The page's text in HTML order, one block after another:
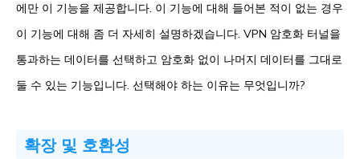
에만 이 기능을 제공합니다. 이 기능에 대해 들어본 적이 없는 경우
이 기능에 대해 좀 더 자세히 설명하겠습니다. VPN 암호화 터널을
통과하는 데이터를 선택하고 암호화 없이 나머지 데이터를 그대로
둘 수 있는 기능입니다. 선택해야 하는 이유는 무엇입니까?
확장 및 호환성